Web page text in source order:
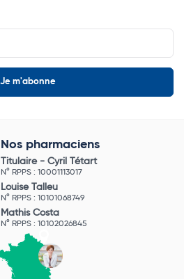
Nos pharmaciens
Titulaire - Cyril Tétart
N° RPPS : 10001113017
Louise Talleu
N° RPPS : 10101068749
Mathis Costa
N° RPPS : 10102026845